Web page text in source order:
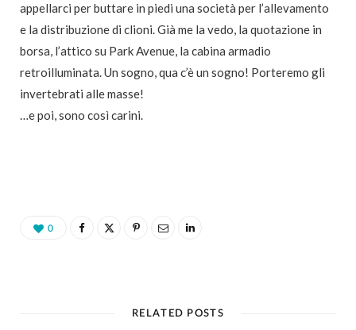
appellarci per buttare in piedi una società per l’allevamento
e la distribuzione di clioni. Già me la vedo, la quotazione in
borsa, l’attico su Park Avenue, la cabina armadio
retroilluminata. Un sogno, qua c’è un sogno! Porteremo gli
invertebrati alle masse!
…e poi, sono così carini.
0
RELATED POSTS